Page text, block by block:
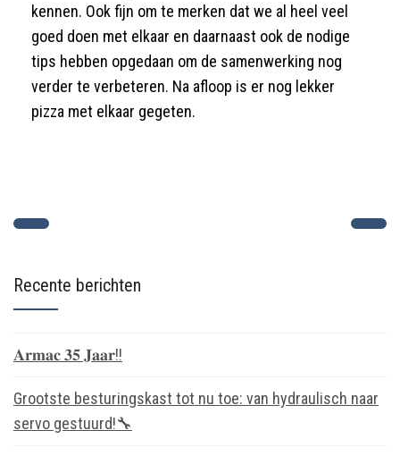
kennen. Ook fijn om te merken dat we al heel veel
goed doen met elkaar en daarnaast ook de nodige
tips hebben opgedaan om de samenwerking nog
verder te verbeteren. Na afloop is er nog lekker
pizza met elkaar gegeten.
Recente berichten
𝐀𝐫𝐦𝐚𝐜 𝟑𝟓 𝐉𝐚𝐚𝐫!!
Grootste besturingskast tot nu toe: van hydraulisch naar
servo gestuurd!🔧